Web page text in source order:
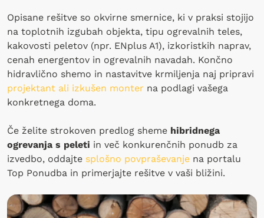
Opisane rešitve so okvirne smernice, ki v praksi stojijo
na toplotnih izgubah objekta, tipu ogrevalnih teles,
kakovosti peletov (npr. ENplus A1), izkoristkih naprav,
cenah energentov in ogrevalnih navadah. Končno
hidravlično shemo in nastavitve krmiljenja naj pripravi
projektant ali izkušen monter na podlagi vašega
konkretnega doma.
Če želite strokoven predlog sheme hibridnega
ogrevanja s peleti in več konkurenčnih ponudb za
izvedbo, oddajte splošno povpraševanje na portalu
Top Ponudba in primerjajte rešitve v vaši bližini.